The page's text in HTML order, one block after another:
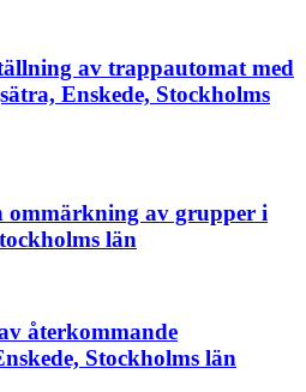
av trappautomat med
Enskede, Stockholms
ommärkning av grupper i
län
återkommande
Stockholms län